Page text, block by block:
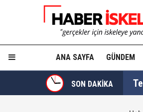
ANA SAYFA GÜNDEM
SON DAKİKA